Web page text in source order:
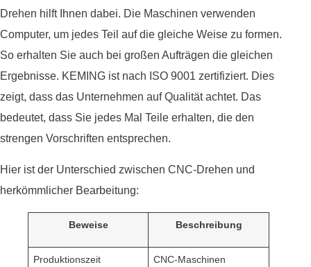
Drehen hilft Ihnen dabei. Die Maschinen verwenden
Computer, um jedes Teil auf die gleiche Weise zu formen.
So erhalten Sie auch bei großen Aufträgen die gleichen
Ergebnisse. KEMING ist nach ISO 9001 zertifiziert. Dies
zeigt, dass das Unternehmen auf Qualität achtet. Das
bedeutet, dass Sie jedes Mal Teile erhalten, die den
strengen Vorschriften entsprechen.
Hier ist der Unterschied zwischen CNC-Drehen und
herkömmlicher Bearbeitung:
Beweise Beschreibung
Produktionszeit
CNC-Maschinen